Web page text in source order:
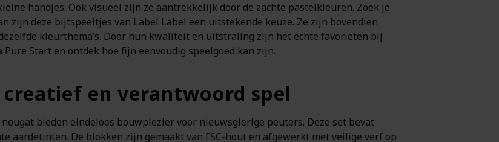
handjes. Ook visueel zijn ze aantrekkelijk door de zachte pastelkleuren. Zoek je
zijn deze bijtspeeltjes van Label Label een uitstekende keuze. Ze zijn bovendien
kleurthema’s. Door hun kwaliteit en uitstraling zijn het echte favorieten bij
Start en ontdek hoe fijn eenvoudig speelgoed kan zijn.
en verantwoord spel
bieden eindeloos bouwplezier voor nieuwsgierige peuters. Deze set bevat
aardetinten. De blokken zijn gemaakt van FSC-hout en afgewerkt met veilige verf op